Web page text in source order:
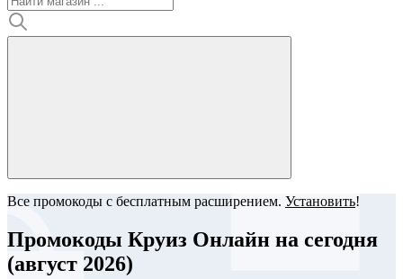
Все промокоды с бесплатным расширением. Установить!
Промокоды Круиз Онлайн на сегодня
(август 2026)